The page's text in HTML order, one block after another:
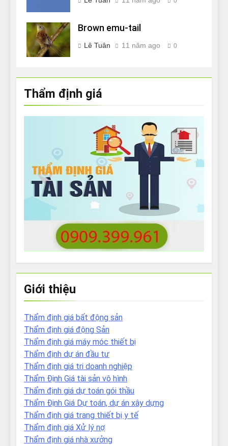
Brown emu-tail
Lê Tuân 11 năm ago 0
Thẩm định giá
Giới thiệu
Thẩm định giá bất động sản
Thẩm định giá động Sản
Thẩm định giá máy móc thiết bị
Thẩm định dự án đầu tư
Thẩm định giá tri doanh nghiệp
Thẩm Định Giá tài sản vô hình
Thẩm định giá dự toán gói thầu
Thẩm Định Giá Dự toán, dự án xây dựng
Thẩm định giá trang thiết bị y tế
Thẩm định giá Xử lý nợ
Thẩm định giá nhà xưởng